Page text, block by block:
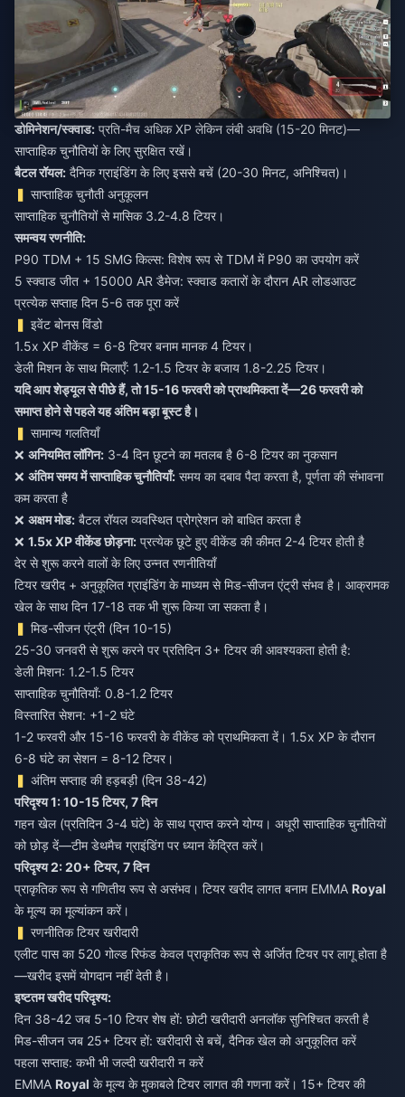
डोमिनेशन/स्क्वाड: प्रति-मैच अधिक XP लेकिन लंबी अवधि (15-20 मिनट)—
साप्ताहिक चुनौतियों के लिए सुरक्षित रखें।
बैटल रॉयल: दैनिक ग्राइंडिंग के लिए इससे बचें (20-30 मिनट, अनिश्चित)।
साप्ताहिक चुनौती अनुकूलन
साप्ताहिक चुनौतियों से मासिक 3.2-4.8 टियर।
समन्वय रणनीति:
P90 TDM + 15 SMG किल्स: विशेष रूप से TDM में P90 का उपयोग करें
5 स्क्वाड जीत + 15000 AR डैमेज: स्क्वाड कतारों के दौरान AR लोडआउट
प्रत्येक सप्ताह दिन 5-6 तक पूरा करें
इवेंट बोनस विंडो
1.5x XP वीकेंड = 6-8 टियर बनाम मानक 4 टियर।
डेली मिशन के साथ मिलाएँ: 1.2-1.5 टियर के बजाय 1.8-2.25 टियर।
यदि आप शेड्यूल से पीछे हैं, तो 15-16 फरवरी को प्राथमिकता दें—26 फरवरी को
समाप्त होने से पहले यह अंतिम बड़ा बूस्ट है।
सामान्य गलतियाँ
❌ अनियमित लॉगिन: 3-4 दिन छूटने का मतलब है 6-8 टियर का नुकसान
❌ अंतिम समय में साप्ताहिक चुनौतियाँ: समय का दबाव पैदा करता है, पूर्णता की संभावना
कम करता है
❌ अक्षम मोड: बैटल रॉयल व्यवस्थित प्रोग्रेशन को बाधित करता है
❌ 1.5x XP वीकेंड छोड़ना: प्रत्येक छूटे हुए वीकेंड की कीमत 2-4 टियर होती है
देर से शुरू करने वालों के लिए उन्नत रणनीतियाँ
टियर खरीद + अनुकूलित ग्राइंडिंग के माध्यम से मिड-सीजन एंट्री संभव है। आक्रामक
खेल के साथ दिन 17-18 तक भी शुरू किया जा सकता है।
मिड-सीजन एंट्री (दिन 10-15)
25-30 जनवरी से शुरू करने पर प्रतिदिन 3+ टियर की आवश्यकता होती है:
डेली मिशन: 1.2-1.5 टियर
साप्ताहिक चुनौतियाँ: 0.8-1.2 टियर
विस्तारित सेशन: +1-2 घंटे
1-2 फरवरी और 15-16 फरवरी के वीकेंड को प्राथमिकता दें। 1.5x XP के दौरान
6-8 घंटे का सेशन = 8-12 टियर।
अंतिम सप्ताह की हड़बड़ी (दिन 38-42)
परिदृश्य 1: 10-15 टियर, 7 दिन
गहन खेल (प्रतिदिन 3-4 घंटे) के साथ प्राप्त करने योग्य। अधूरी साप्ताहिक चुनौतियों
को छोड़ दें—टीम डेथमैच ग्राइंडिंग पर ध्यान केंद्रित करें।
परिदृश्य 2: 20+ टियर, 7 दिन
प्राकृतिक रूप से गणितीय रूप से असंभव। टियर खरीद लागत बनाम EMMA Royal
के मूल्य का मूल्यांकन करें।
रणनीतिक टियर खरीदारी
एलीट पास का 520 गोल्ड रिफंड केवल प्राकृतिक रूप से अर्जित टियर पर लागू होता है
—खरीद इसमें योगदान नहीं देती है।
इष्टतम खरीद परिदृश्य:
दिन 38-42 जब 5-10 टियर शेष हों: छोटी खरीदारी अनलॉक सुनिश्चित करती है
मिड-सीजन जब 25+ टियर हों: खरीदारी से बचें, दैनिक खेल को अनुकूलित करें
पहला सप्ताह: कभी भी जल्दी खरीदारी न करें
EMMA Royal के मूल्य के मुकाबले टियर लागत की गणना करें। 15+ टियर की